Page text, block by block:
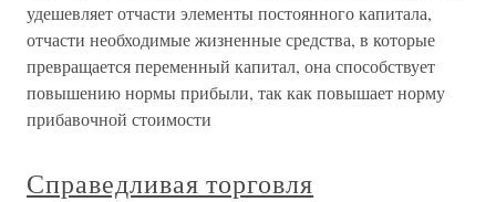
удешевляет отчасти элементы постоянного капитала,
отчасти необходимые жизненные средства, в которые
превращается переменный капитал, она способствует
повышению нормы прибыли, так как повышает норму
прибавочной стоимости
Справедливая торговля